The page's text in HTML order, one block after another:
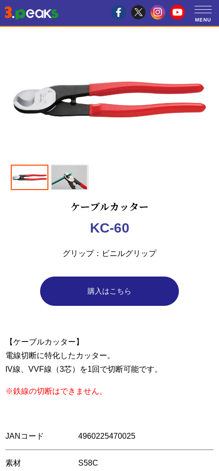
ケーブルカッター
KC-60
グリップ ビニルグリップ
購入はこちら
【ケーブルカッター】
電線切断に特化したカッター。
IV線、VVF線（3芯）を1回で切断可能です。
※鉄線の切断はできません。
JANコード 4960225470025
素材 S58C